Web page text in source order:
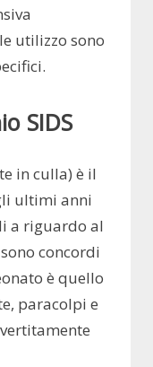
utilizzo sono
SIDS
in culla) è il
ultimi anni
a riguardo al
concordi
è quello
paracolpi e